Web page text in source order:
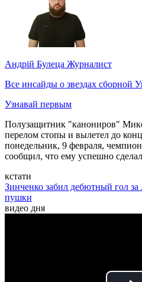
Андрій Булеца Журналист
Все инсайды о звездах сборной
Узнавай первым
Полузащитник "канониров"
перелом стопы и вылетел до
понедельник, 9 февраля,
сообщил, что ему успешно
кстати
Зинченко забил дебютный гол
пушки
видео дня